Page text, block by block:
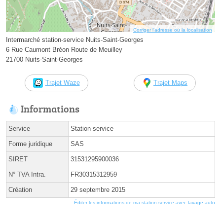
Corriger l’adresse ou la localisation
Intermarché station-service Nuits-Saint-Georges
6 Rue Caumont Bréon Route de Meuilley
21700 Nuits-Saint-Georges
Trajet Waze Trajet Maps
Informations
Service Station service
Forme juridique SAS
SIRET 31531295900036
N° TVA Intra. FR30315312959
Création 29 septembre 2015
Éditer les informations de ma station-service avec lavage auto